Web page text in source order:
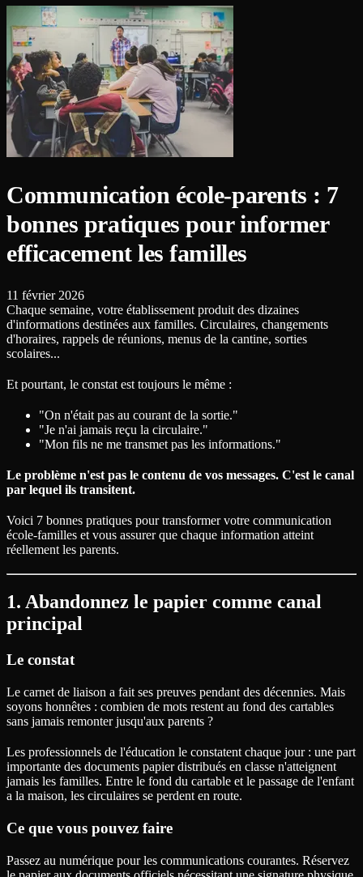
Communication école-parents : 7
bonnes pratiques pour informer
efficacement les familles
11 février 2026
Chaque semaine, votre établissement produit des dizaines
d'informations destinées aux familles. Circulaires, changements
d'horaires, rappels de réunions, menus de la cantine, sorties
scolaires...
Et pourtant, le constat est toujours le même :
"On n'était pas au courant de la sortie."
"Je n'ai jamais reçu la circulaire."
"Mon fils ne me transmet pas les informations."
Le problème n'est pas le contenu de vos messages. C'est le canal
par lequel ils transitent.
Voici 7 bonnes pratiques pour transformer votre communication
école-familles et vous assurer que chaque information atteint
réellement les parents.
1. Abandonnez le papier comme canal
principal
Le constat
Le carnet de liaison a fait ses preuves pendant des décennies. Mais
soyons honnêtes : combien de mots restent au fond des cartables
sans jamais remonter jusqu'aux parents ?
Les professionnels de l'éducation le constatent chaque jour : une part
importante des documents papier distribués en classe n'atteignent
jamais les familles. Entre le fond du cartable et le passage de l'enfant
a la maison, les circulaires se perdent en route.
Ce que vous pouvez faire
Passez au numérique pour les communications courantes. Réservez